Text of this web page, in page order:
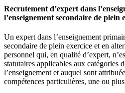
Recrutement d’expert dans
l’enseignement secondaire de plein
Un expert dans l’enseignement
secondaire de plein exercice et en
personnel qui, en qualité d’expert,
statutaires applicables aux catégories
l’enseignement et auquel sont
compétences particulières, une ou